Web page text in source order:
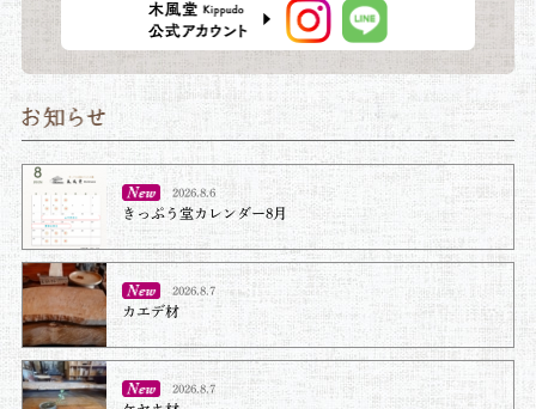
2026.8.6
きっぷう堂カレンダー8月
2026.8.7
カエデ材
2026.8.7